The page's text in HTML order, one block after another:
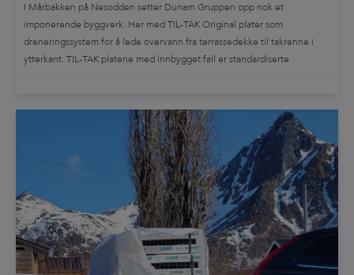
I Mårbakken på Nesodden setter Dunam Gruppen opp nok et
imponerende byggverk. Her med TIL-TAK Original plater som
dreneringssystem for å lede overvann fra terrassedekke til takrenne i
ytterkant. TIL-TAK platene med innbygget fall er standardiserte